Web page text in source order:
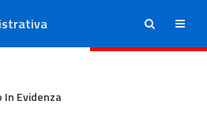
ricerca menu
In Evidenza